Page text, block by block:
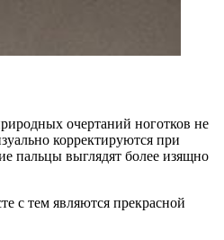
очертаний ноготков не
корректируются при
пальцы выглядят более изящно
с тем являются прекрасной